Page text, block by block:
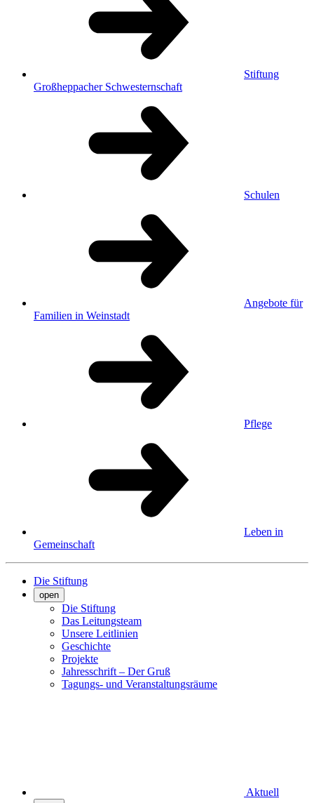
Stiftung
Großheppacher Schwesternschaft
Schulen
Angebote für
Familien in Weinstadt
Pflege
Leben in
Gemeinschaft
Die Stiftung
open
Die Stiftung
Das Leitungsteam
Unsere Leitlinien
Geschichte
Projekte
Jahresschrift – Der Gruß
Tagungs- und Veranstaltungsräume
Aktuell